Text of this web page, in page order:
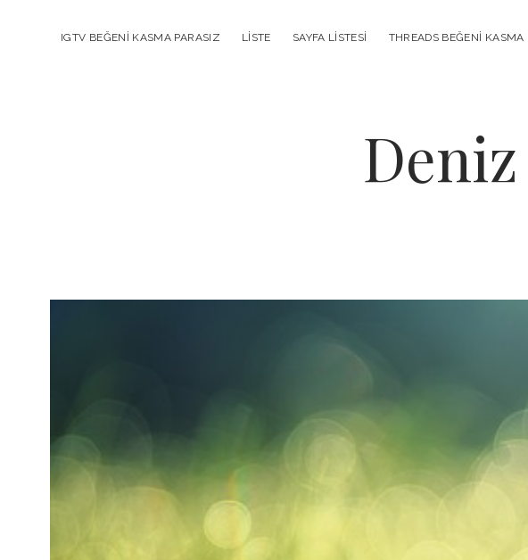
IGTV BEĞENI KASMA PARASIZ LISTE SAYFA LISTESI THREADS BEĞENI KASMA
Deniz